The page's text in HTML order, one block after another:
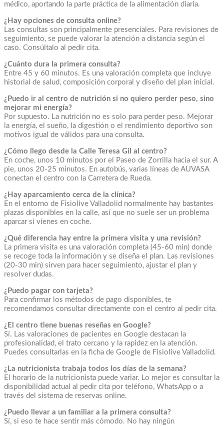
médico, aportando la parte práctica de la alimentación diaria.
¿Hay opciones de consulta online?
Las consultas son principalmente presenciales. Para revisiones de
seguimiento, se puede valorar la atención a distancia según el
caso. Consúltalo al pedir cita.
¿Cuánto dura la primera consulta?
Entre 45 y 60 minutos. Es una valoración completa que incluye
historial de salud, composición corporal y diseño del plan inicial.
¿Puedo ir al centro de nutrición si no quiero perder peso, sino
mejorar mi energía?
Por supuesto. La nutrición no es solo para perder peso. Mejorar
la energía, el sueño, la digestión o el rendimiento deportivo son
motivos igual de válidos para una consulta.
¿Cómo llego desde la Calle Teresa Gil al centro?
En coche, unos 10 minutos por el Paseo de Zorrilla hacia el sur. A
pie, unos 20-25 minutos. En autobús, varias líneas de AUVASA
conectan el centro con la Carretera de Rueda.
¿Hay aparcamiento cerca de la clínica?
En el entorno de Fisiolive Valladolid normalmente hay bastantes
plazas disponibles en la calle, así que no suele ser un problema
aparcar si vienes en coche.
¿Qué diferencia hay entre la primera visita y una revisión?
La primera visita es una valoración completa (45-60 min) donde
se recoge toda la información y se diseña el plan. Las revisiones
(20-30 min) sirven para hacer seguimiento, ajustar el plan y
resolver dudas.
¿Puedo pagar con tarjeta?
Para confirmar los métodos de pago disponibles, te
recomendamos consultar directamente con el centro al pedir cita.
¿El centro tiene buenas reseñas en Google?
Sí. Las valoraciones de pacientes en Google destacan la
profesionalidad, el trato cercano y la rapidez en la atención.
Puedes consultarlas en la ficha de Google de Fisiolive Valladolid.
¿La nutricionista trabaja todos los días de la semana?
El horario de la nutricionista puede variar. Lo mejor es consultar la
disponibilidad actual al pedir cita por teléfono, WhatsApp o a
través del sistema de reservas online.
¿Puedo llevar a un familiar a la primera consulta?
Sí, si eso te hace sentir más cómodo. No hay ningún